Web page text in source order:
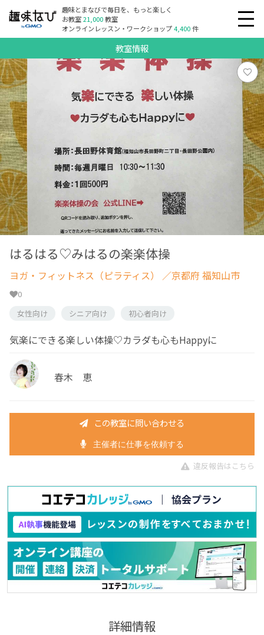
趣味とまなびで毎日を、もっと楽しく
お教室21,000教室
オンラインレッスン・ワークショップ4,400件
教室情報
はるはる♡みはるの楽楽体操
ヨガ・フィットネス（ピラティス） ／京都府 福知山市
0
女性向け
シニア向け 初心者向け
気楽にできる楽しい体操♡カラダも心もHappyに
春木 恵
この教室に問い合わせる
主催者に仕事を依頼する
違反報告はこちら
詳細情報